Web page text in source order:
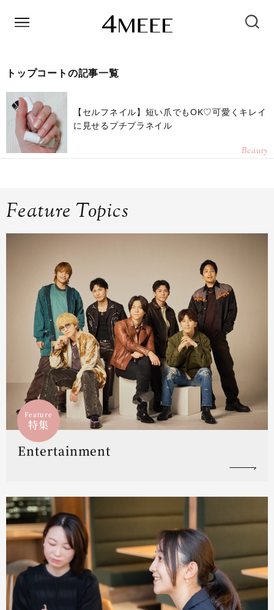
トップコートの記事一覧
【セルフネイル】短い爪でもOK♡可愛くキレイ
に見せるプチプラネイル
Beauty
Feature Topics
Feature
特集
Entertainment